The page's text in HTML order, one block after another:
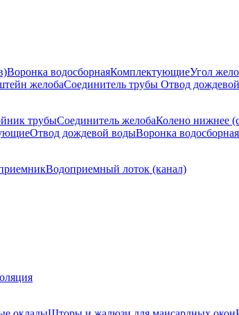
Воронка водосборнаяКомплектующиеУгол
желобаСоединитель трубы Отвод
трубыСоединитель желобаКолено нижнее
Отвод дождевой водыВоронка водосборная
Водоприемный лоток (канал)